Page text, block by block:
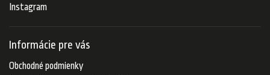
Instagram
Informácie pre vás
Obchodné podmienky